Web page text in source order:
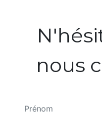
nous